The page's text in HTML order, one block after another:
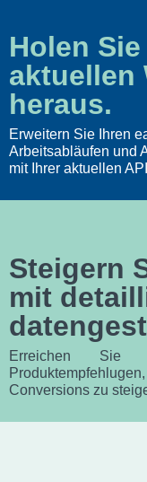
Holen
aktuellen
heraus.
Erweitern Sie Ihren
Arbeitsabläufen und
mit Ihrer aktuellen
Steigern
mit
Erreichen Sie
Conversions zu